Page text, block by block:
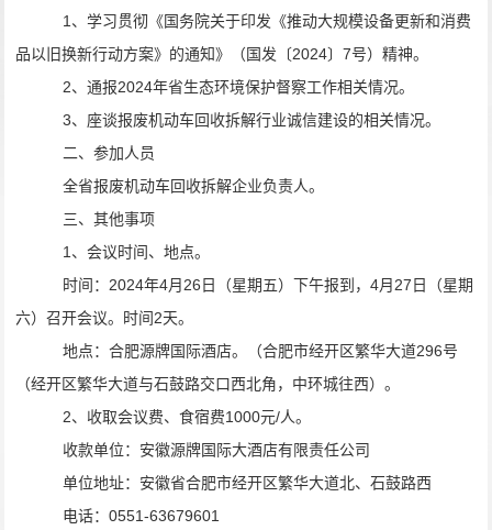
1 、学习贯彻 《国务院关于印发《推动大规模设备更新和消费
品以旧换新行动方案》的通知》 （国发〔2024〕7号）精神。
2、通报2024年省生态环境保护督察工作相关情况。
3、 座谈报废机动车回收拆解行业诚信建设的相关情况。
二、参加人员
全省报废机动车回收拆解企业负责人。
三、其他事项
1 、会议时间、地点。
时间： 2024年4月 26 日（星期五）下午报到 ，4月 27 日
（星期
六）召开会议。 时间2天。
地点：合肥源牌国际酒店。（合肥市经开区繁华大道296号
（经开区繁华大道与石鼓路交口西北角，中环城往西）。
2、 收取会议费、食宿费1000元/人。
收款单位：安徽源牌国际大酒店有限责任公司
单位地址：安徽省合肥市经开区繁华大道北、石鼓路西
电话：0551-63679601